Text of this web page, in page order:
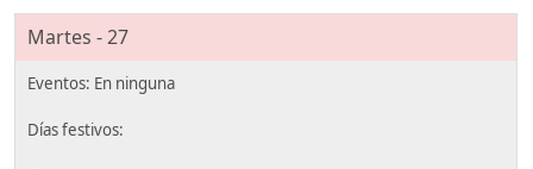
Martes - 27